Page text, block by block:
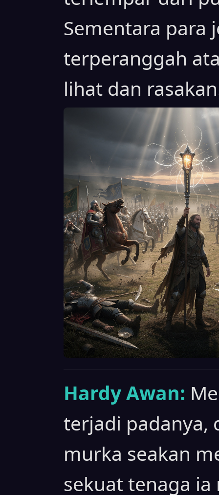
Sementara para
terperanggah
lihat dan
Hardy Awan:
terjadi padanya,
murka seakan
sekuat tenaga